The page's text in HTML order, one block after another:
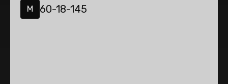
M 60-18-145